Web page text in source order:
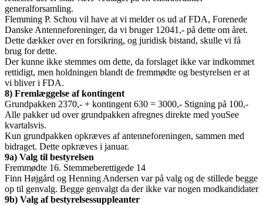
generalforsamling.
Flemming P. Schou vil have at vi melder os ud af FDA, Forenede
Danske Antenneforeninger, da vi bruger 12041,- på dette om året.
Dette dækker over en forsikring, og juridisk bistand, skulle vi få
brug for dette.
Der kunne ikke stemmes om dette, da forslaget ikke var indkommet
rettidigt, men holdningen blandt de fremmødte og bestyrelsen er at
vi bliver i FDA.
8) Fremlæggelse af kontingent
Grundpakken 2370,- + kontingent 630 = 3000,- Stigning på 100,-
Alle pakker ud over grundpakken afregnes direkte med youSee
kvartalsvis.
Kun grundpakken opkræves af antenneforeningen, sammen med
bidraget. Dette opkræves i januar.
9a) Valg til bestyrelsen
Fremmødte 16. Stemmeberettigede 14
Finn Højgård og Henning Andersen var på valg og de stillede begge
op til genvalg. Begge genvalgt da der ikke var nogen modkandidater
9b) Valg af bestyrelsessuppleanter